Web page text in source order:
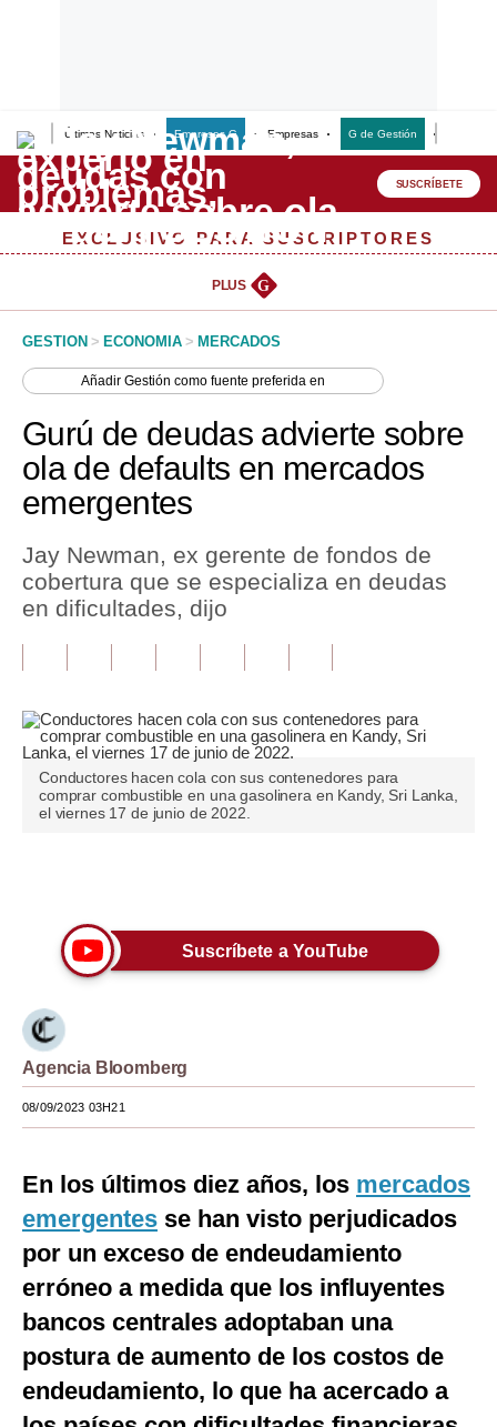
Últimas Noticias Empresas G Empresas G de Gestión
Lo último
Peru Quiosco
Management & Empleo
Perú
Política
Finanzas Personales
Plus G
Opinión
Editorial
Pregunta de hoy
Lujo
Viajes
Moda
Estilos
Mundo
España
Internacional
Club del Suscriptor
SUSCRÍBETE
EXCLUSIVO PARA SUSCRIPTORES
PLUS G
GESTION > ECONOMIA > MERCADOS
AñadirGestión como fuente preferida en
Gurú de deudas advierte sobre
ola de defaults en mercados
emergentes
Jay Newman, ex gerente de fondos de
cobertura que se especializa en deudas
en dificultades, dijo
Conductores hacen cola con sus contenedores para
comprar combustible en una gasolinera en Kandy, Sri Lanka,
el viernes 17 de junio de 2022.
Suscríbete a YouTube
Agencia Bloomberg
08/09/2023 03H21
En los últimos diez años, los mercados
emergentes se han visto perjudicados
por un exceso de endeudamiento
erróneo a medida que los influyentes
bancos centrales adoptaban una
postura de aumento de los costos de
endeudamiento, lo que ha acercado a